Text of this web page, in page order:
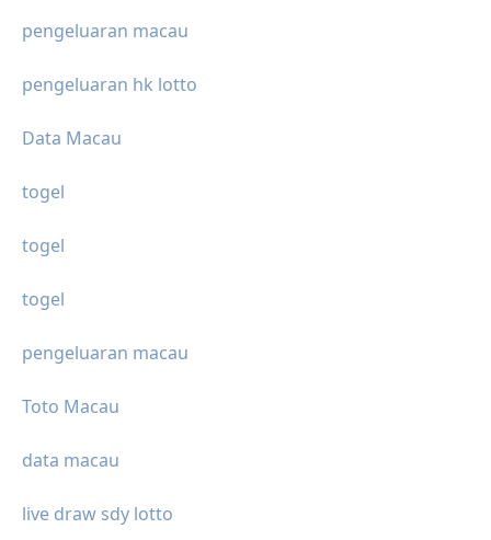
pengeluaran macau
pengeluaran hk lotto
Data Macau
togel
togel
togel
pengeluaran macau
Toto Macau
data macau
live draw sdy lotto